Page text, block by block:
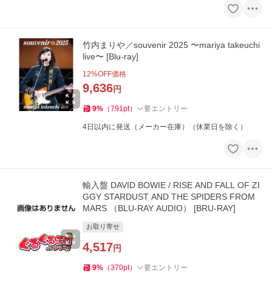
竹内まりや／souvenir 2025 〜mariya takeuchi
live〜 [Blu-ray]
12%OFF価格
9,636円
9% （791pt） 要エントリー
4日以内に発送（メーカー在庫）（休業日を除く）
輸入盤 DAVID BOWIE / RISE AND FALL OF ZI
GGY STARDUST AND THE SPIDERS FROM
MARS （BLU-RAY AUDIO） [BRU-RAY]
お取り寄せ
4,517円
9% （370pt） 要エントリー